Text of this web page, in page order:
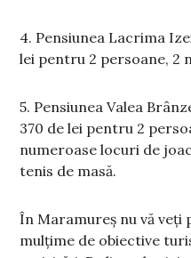
4. Pensiunea Lacrima
lei pentru 2 persoane, 2
5. Pensiunea Valea
370 de lei pentru 2
numeroase locuri de
tenis de masă.
În Maramureș nu vă veți
mulțime de obiective